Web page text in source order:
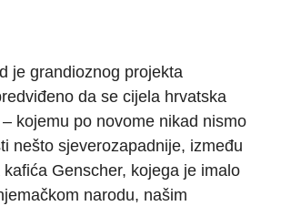
je grandioznog projekta
da se cijela hrvatska
kojemu po novome nikad nismo
nešto sjeverozapadnije, između
Genscher, kojega je imalo
narodu, našim